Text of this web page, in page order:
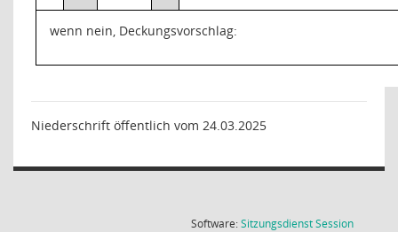
wenn nein, Deckungsvorschlag:
Niederschrift öffentlich vom 24.03.2025
Software:SitzungsdienstSession(Wird in